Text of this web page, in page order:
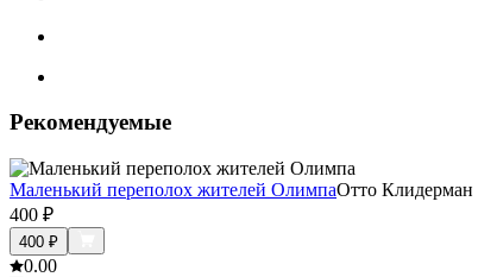
Рекомендуемые
Маленький переполох жителей ОлимпаОтто Клидерман
400 ₽
400 ₽
0.00